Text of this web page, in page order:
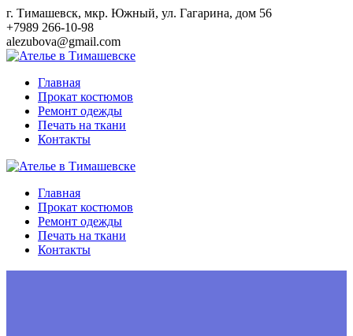
Перейти
к
контенту
г. Тимашевск, мкр. Южный, ул. Гагарина, дом 56
+7989 266-10-98
alezubova@gmail.com
Главная
Прокат костюмов
Ремонт одежды
Печать на ткани
Контакты
Главная
Прокат костюмов
Ремонт одежды
Печать на ткани
Контакты